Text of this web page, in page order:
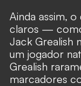
Ainda assim,
claros —
Jack Grealish
um jogador
Grealish
marcadores